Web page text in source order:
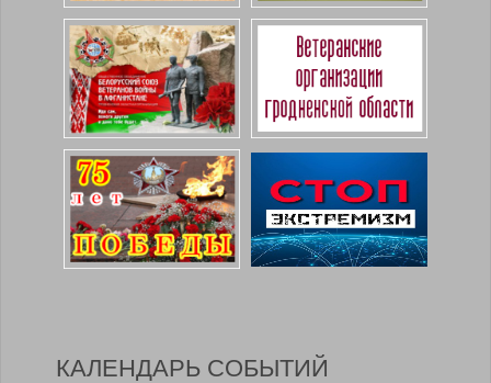
КАЛЕНДАРЬ СОБЫТИЙ